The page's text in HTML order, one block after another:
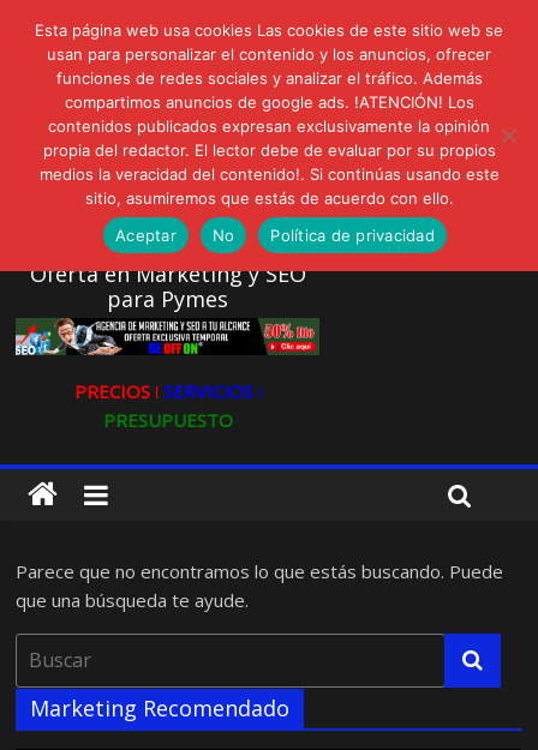
lunes, agosto 3, 2026
Novedades:
AVISPEX PLUS FORTE Bioeffitech y Protección natural sin
dañar el entorno
LIVAM estrena Agua de Sal
Ultravioleta Radio, Cómo una radio sin fines comerciales
conquistó a miles de oyentes
IA: Su importancia en las redes sociales
Gravatar: Tu Huella Digital en las Redes Sociales
Oferta en Marketing y SEO
para Pymes
PRECIOS ǀ SERVICIOS ǀ
PRESUPUESTO
Parece que no encontramos lo que estás buscando. Puede
que una búsqueda te ayude.
Marketing Recomendado
Esta página web usa cookies Las cookies de este sitio web se
usan para personalizar el contenido y los anuncios, ofrecer
funciones de redes sociales y analizar el tráfico. Además
compartimos anuncios de google ads. !ATENCIÓN! Los
contenidos publicados expresan exclusivamente la opinión
propia del redactor. El lector debe de evaluar por su propios
medios la veracidad del contenido!. Si continúas usando este
sitio, asumiremos que estás de acuerdo con ello.
Aceptar
No Política de privacidad